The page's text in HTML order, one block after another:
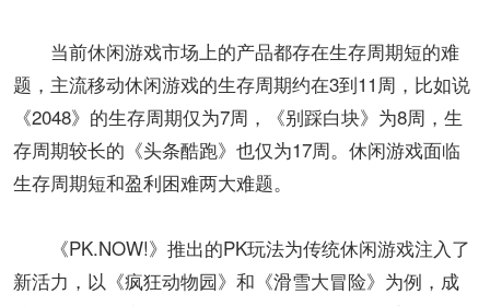
当前休闲游戏市场上的产品都存在生存周期短的难
题，主流移动休闲游戏的生存周期约在3到11周，比如说
《2048》的生存周期仅为7周，《别踩白块》为8周，生
存周期较长的《头条酷跑》也仅为17周。休闲游戏面临
生存周期短和盈利困难两大难题。
《PK.NOW!》推出的PK玩法为传统休闲游戏注入了
新活力，以《疯狂动物园》和《滑雪大冒险》为例，成